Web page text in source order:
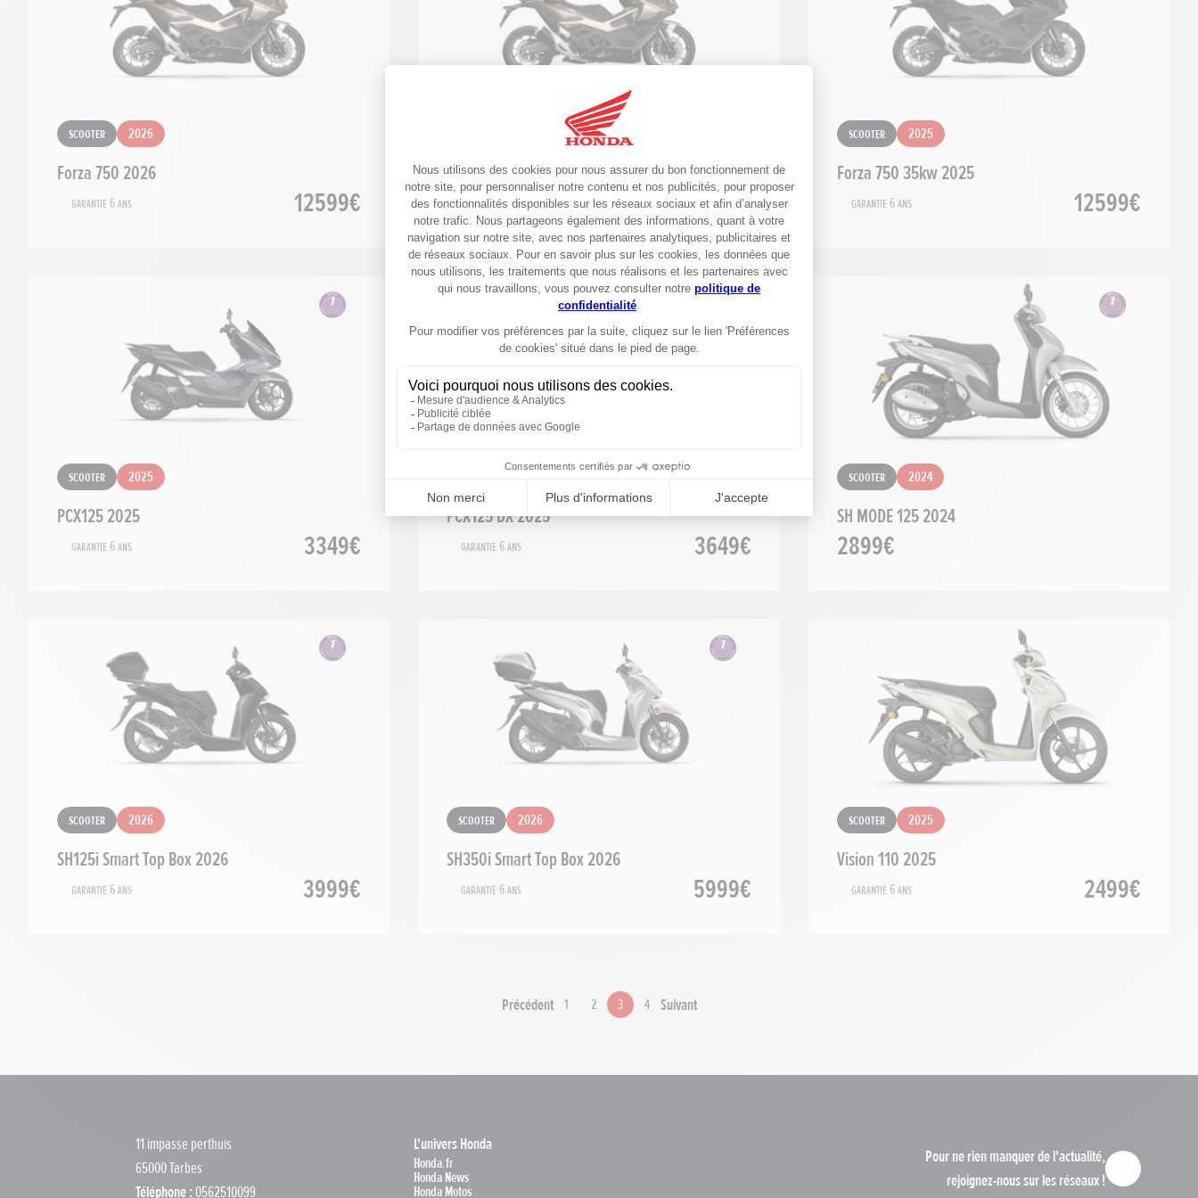
Scooter 2026
Forza 750 2026
Garantie 6 ans 12599€
Forza 750 35kW 2026
Garantie 6 ans 12599€
Scooter 2025
Forza 750 35kw 2025
Garantie 6 ans 12599€
Scooter 2025
PCX125 2025
Garantie 6 ans 3349€
PCX125 DX 2025
Garantie 6 ans 3649€
Scooter 2024
SH MODE 125 2024
2899€
Scooter 2026
SH125i Smart Top Box 2026
Garantie 6 ans 3999€
Scooter 2026
SH350i Smart Top Box 2026
Garantie 6 ans 5999€
Scooter 2025
Vision 110 2025
Garantie 6 ans 2499€
Précédent 1 2 3 4 Suivant
11 impasse perthuis
65000 Tarbes
Téléphone : 0562510099
L'univers Honda
Honda.fr
Honda News
Honda Motos
Pour ne rien manquer de l'actualité,
rejoignez-nous sur les réseaux !